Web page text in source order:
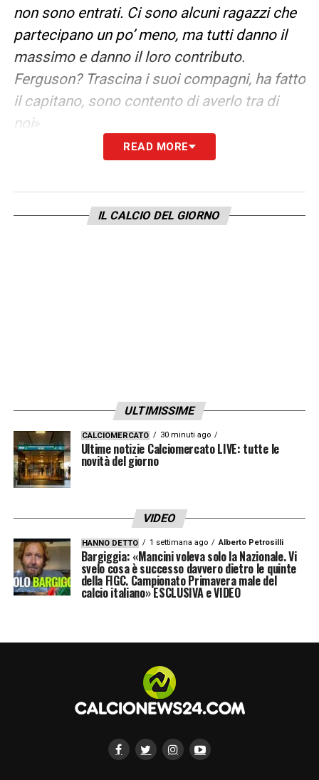
non sono entrati. Ci sono alcuni ragazzi che
partecipano un po’ meno, ma tutti danno il
massimo e danno il loro contributo.
Ferguson? Trascina i suoi compagni, ha fatto
il capitano, sono contento di averlo tra di
noi».
KRISTIANSEN– «Sì, è un ottimo giocatore,
Lykogiannis stanno facendo bene sulla
fascia, hanno fatto bene, stanno facendo un
READ MORE
IL CALCIO DEL GIORNO
ULTIMISSIME
CALCIOMERCATO 30 minuti ago
Ultime notizie Calciomercato LIVE: tutte le
novità del giorno
VIDEO
HANNO DETTO 1 settimana ago Alberto Petrosilli
Bargiggia: «Mancini voleva solo la Nazionale. Vi
svelo cosa è successo davvero dietro le quinte
della FIGC. Campionato Primavera male del
calcio italiano» ESCLUSIVA e VIDEO